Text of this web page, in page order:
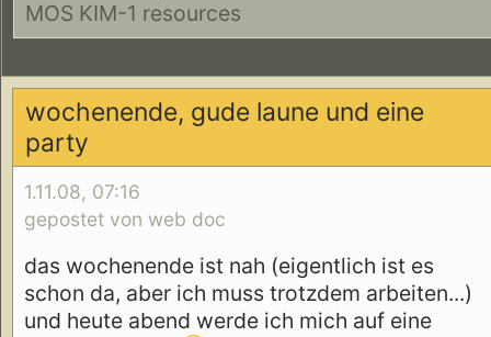
MOS KIM-1 resources
wochenende, gude laune und eine
party
1.11.08, 07:16
gepostet von web doc
das wochenende ist nah (eigentlich ist es
schon da, aber ich muss trotzdem arbeiten...)
und heute abend werde ich mich auf eine